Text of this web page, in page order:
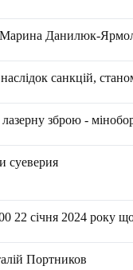
Марина Данилюк-
санкцій,
зброю -
суеверия
22 січня 2024 року
Портников